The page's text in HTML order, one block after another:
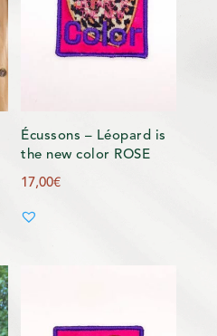
Écussons – Léopard is
the new color ROSE
17,00€